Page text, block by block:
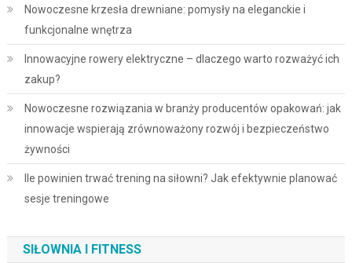
Nowoczesne krzesła drewniane: pomysły na eleganckie i
funkcjonalne wnętrza
Innowacyjne rowery elektryczne – dlaczego warto rozważyć ich
zakup?
Nowoczesne rozwiązania w branży producentów opakowań: jak
innowacje wspierają zrównoważony rozwój i bezpieczeństwo
żywności
Ile powinien trwać trening na siłowni? Jak efektywnie planować
sesje treningowe
SIŁOWNIA I FITNESS